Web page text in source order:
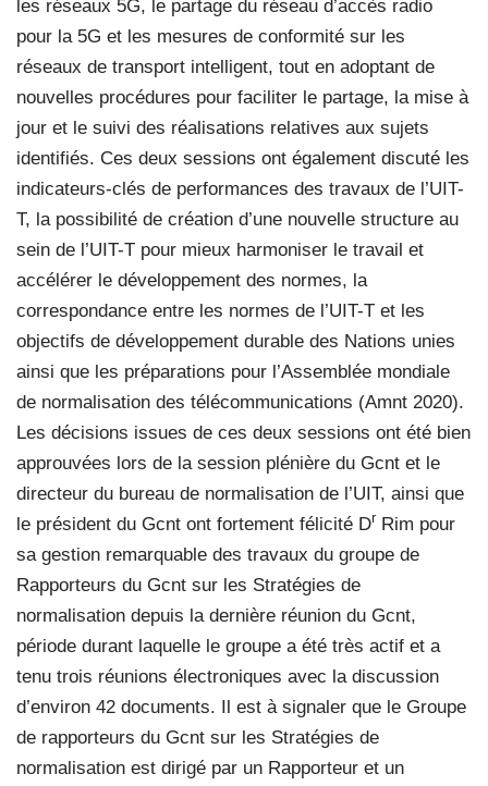
les réseaux 5G, le partage du réseau d’accès radio
pour la 5G et les mesures de conformité sur les
réseaux de transport intelligent, tout en adoptant de
nouvelles procédures pour faciliter le partage, la mise à
jour et le suivi des réalisations relatives aux sujets
identifiés. Ces deux sessions ont également discuté les
indicateurs-clés de performances des travaux de l’UIT-
T, la possibilité de création d’une nouvelle structure au
sein de l’UIT-T pour mieux harmoniser le travail et
accélérer le développement des normes, la
correspondance entre les normes de l’UIT-T et les
objectifs de développement durable des Nations unies
ainsi que les préparations pour l’Assemblée mondiale
de normalisation des télécommunications (Amnt 2020).
Les décisions issues de ces deux sessions ont été bien
approuvées lors de la session plénière du Gcnt et le
directeur du bureau de normalisation de l’UIT, ainsi que
le président du Gcnt ont fortement félicité Dr Rim pour
sa gestion remarquable des travaux du groupe de
Rapporteurs du Gcnt sur les Stratégies de
normalisation depuis la dernière réunion du Gcnt,
période durant laquelle le groupe a été très actif et a
tenu trois réunions électroniques avec la discussion
d’environ 42 documents. Il est à signaler que le Groupe
de rapporteurs du Gcnt sur les Stratégies de
normalisation est dirigé par un Rapporteur et un